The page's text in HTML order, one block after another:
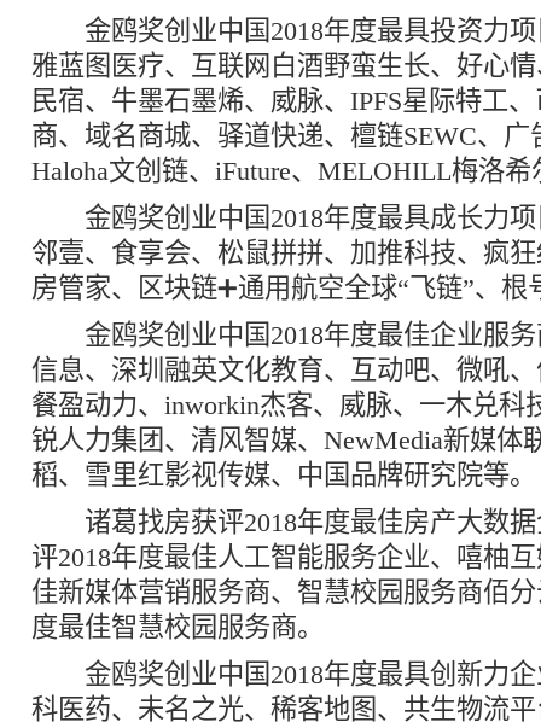
金鸥奖创业中国2018年度最具投资力项
雅蓝图医疗、互联网白酒野蛮生长、好心
民宿、牛墨石墨烯、威脉、IPFS星际特工
商、域名商城、驿道快递、檀链SEWC、
Haloha文创链、iFuture、MELOHILL梅洛
金鸥奖创业中国2018年度最具成长力项
邻壹、食享会、松鼠拼拼、加推科技、疯
房管家、区块链➕通用航空全球“飞链”、根
金鸥奖创业中国2018年度最佳企业服务
信息、深圳融英文化教育、互动吧、微吼
餐盈动力、inworkin杰客、威脉、一木兑科
锐人力集团、清风智媒、NewMedia新媒体
稻、雪里红影视传媒、中国品牌研究院等。
诸葛找房获评2018年度最佳房产大数据
评2018年度最佳人工智能服务企业、嘻柚
佳新媒体营销服务商、智慧校园服务商佰
度最佳智慧校园服务商。
金鸥奖创业中国2018年度最具创新力企
科医药、未名之光、稀客地图、共生物流